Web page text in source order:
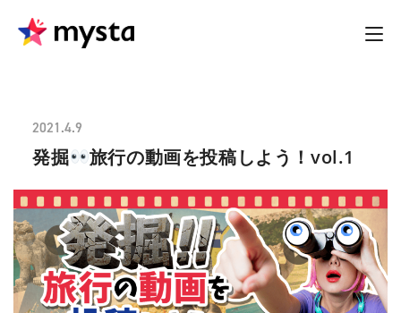
2021.4.9
発掘 旅行の動画を投稿しよう！vol.1